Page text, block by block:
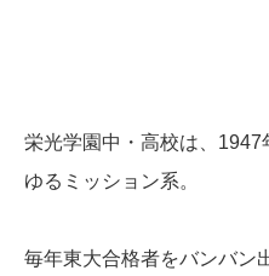
栄光学園中・高校は、
ゆるミッション系。
毎年東大合格者をバンバン